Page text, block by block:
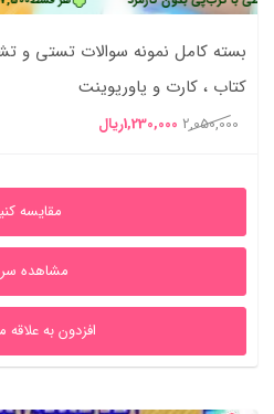
بسته کامل نمونه سوالات تستی و
کتاب ، کارت و پاورپوینت
2,050,000 قیمت
2,050,000ریال
1,230,000ریال
1,230,000ریال
مقایسه
مشاهده
افزدون به